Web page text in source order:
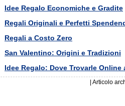
Idee Regalo Economiche e Gradite
Regali Originali e Perfetti
Regali a Costo Zero
San Valentino: Origini e Tradizioni
Idee Regalo: Dove Trovarle Online
| Articolo